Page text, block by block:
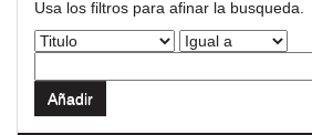
Usa los filtros para afinar la busqueda.